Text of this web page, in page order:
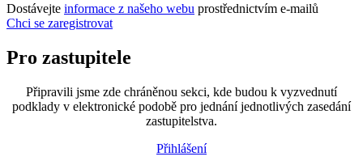
Dostávejte informace z našeho webu prostřednictvím e-mailů
Chci se zaregistrovat
Pro zastupitele
Připravili jsme zde chráněnou sekci, kde budou k vyzvednutí
podklady v elektronické podobě pro jednání jednotlivých zasedání
zastupitelstva.
Přihlášení